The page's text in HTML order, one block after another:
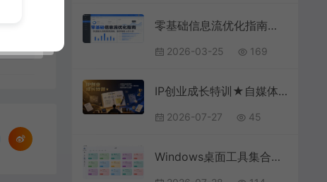
零基础信息流优化指南：从基础认知到投放流程，新手轻松上手入行
2026-03-25 169
IP创业成长特训★自媒体实体通用教学：认知重塑、IP核心模型、赛道拆解、配套实操练习全指南
2026-07-27 45
Windows桌面工具集合！内置50+实用简约桌面小组件，含截图、录屏、翻译、天气等，多秘工具箱